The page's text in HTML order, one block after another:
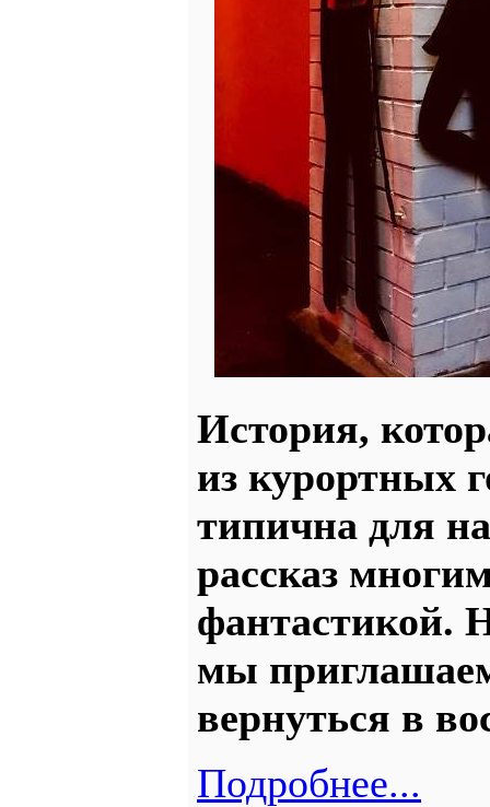
История,
из курортных
типична для
рассказ
фантастикой.
мы
вернуться в
Подробнее...